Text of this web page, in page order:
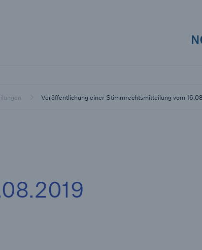
Veröffentlichung einer Stimmrechtsmitteilung vom
für Ihre
Investieren in Munich Re